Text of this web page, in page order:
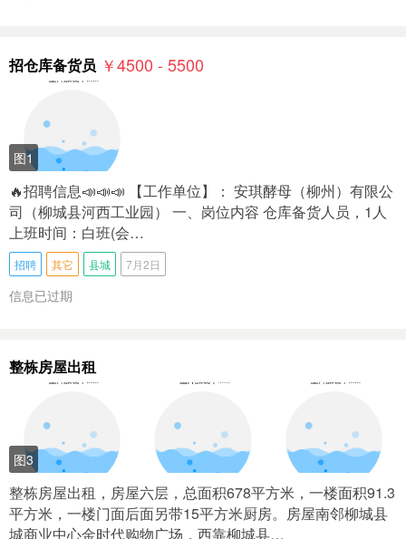
招仓库备货员 ￥4500 - 5500
图1
🔥招聘信息📣📣📣 【工作单位】： 安琪‭酵母（柳州）有限公
司（柳城县河西工业园） 一、岗位内容 仓库备货人员，1人
上班时间：白班(会…
招聘 其它 县城 7月2日
信息已过期
整栋房屋出租
图3
整栋房屋出租，房屋六层，总面积678平方米，一楼面积91.3
平方米，一楼门面后面另带15平方米厨房。房屋南邻柳城县
城商业中心金时代购物广场，西靠柳城县…